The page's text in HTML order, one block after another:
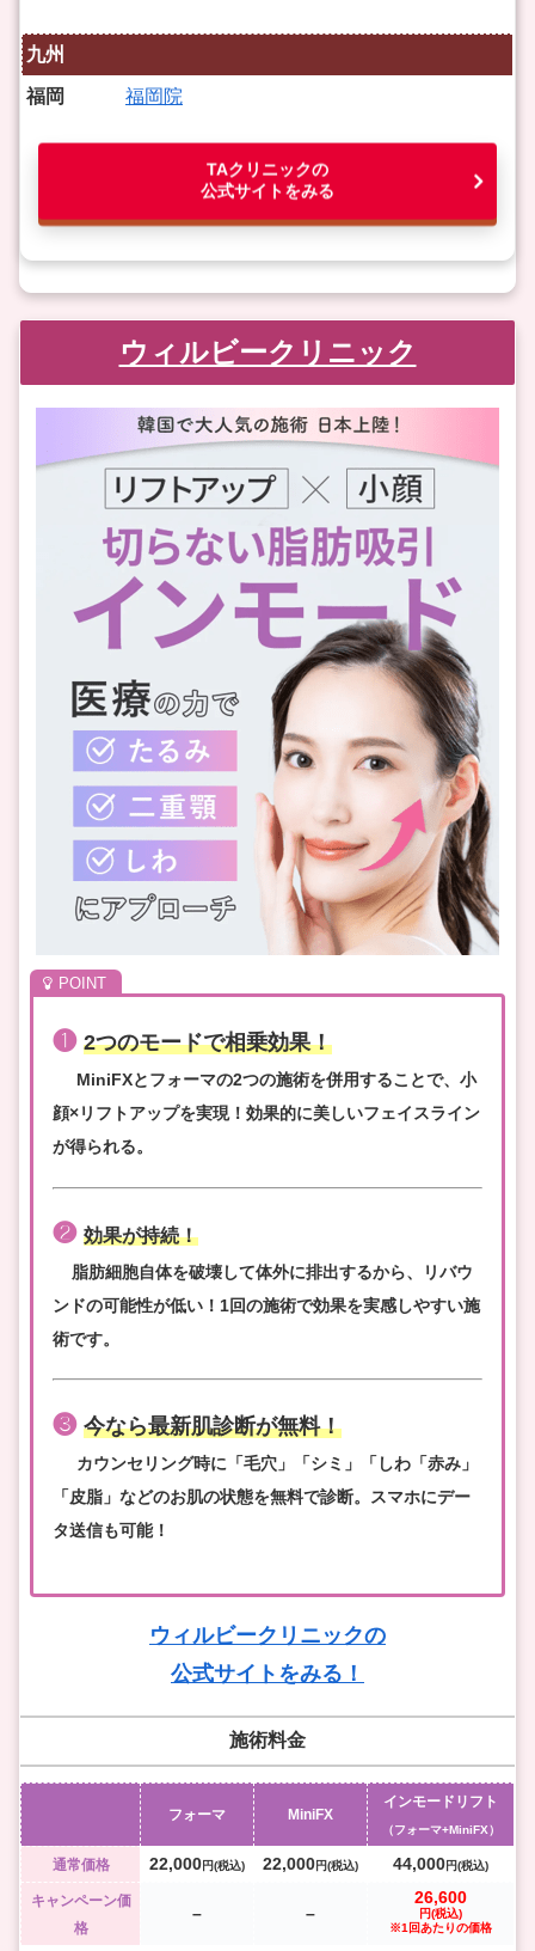
九州
福岡 福岡院
TAクリニックの
公式サイトをみる
ウィルビークリニック
❶2つのモードで相乗効果！
MiniFXとフォーマの2つの施術を併用することで、小
顔×リフトアップを実現！効果的に美しいフェイスライン
が得られる。
❷効果が持続！
脂肪細胞自体を破壊して体外に排出するから、リバウ
ンドの可能性が低い！1回の施術で効果を実感しやすい施
術です。
❸今なら最新肌診断が無料！
カウンセリング時に「毛穴」「シミ」「しわ「赤み」
「皮脂」などのお肌の状態を無料で診断。スマホにデー
タ送信も可能！
ウィルビークリニックの
公式サイトをみる！
施術料金
フォーマ MiniFX
インモードリフト
（フォーマ+MiniFX）
通常価格 22,000円(税込) 22,000円(税込) 44,000円(税込)
キャンペーン価
格
– –
26,600
円(税込)
※1回あたりの価格